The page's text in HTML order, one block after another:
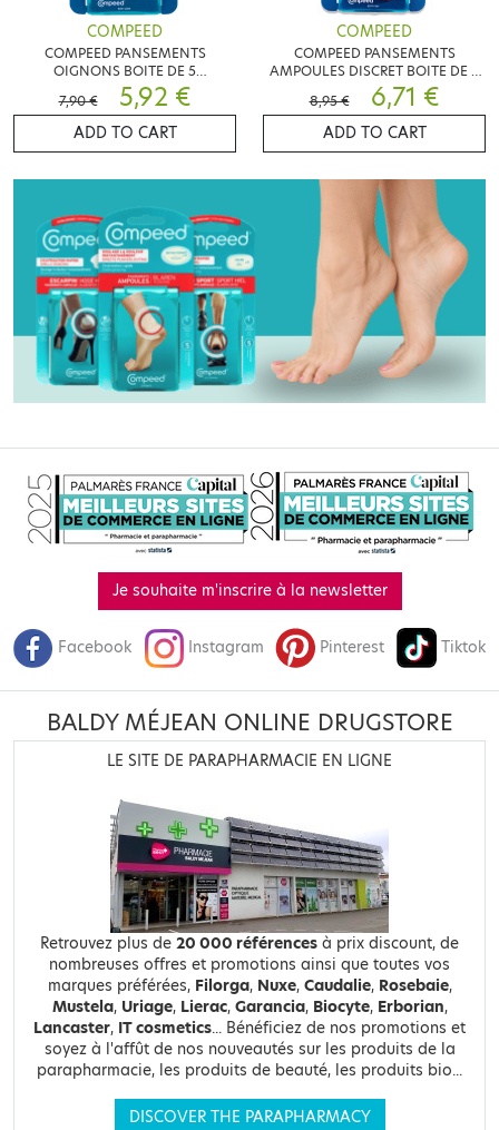
COMPEED
COMPEED PANSEMENTS
OIGNONS BOITE DE 5
PANSEMENTS MEDIUM
7,90 € 5,92 €
ADD TO CART
COMPEED
COMPEED PANSEMENTS
AMPOULES DISCRET BOITE DE 5
PANSEMENTS
8,95 € 6,71 €
ADD TO CART
Je souhaite m'inscrire à la newsletter
Facebook Instagram Pinterest Tiktok
BALDY MÉJEAN ONLINE DRUGSTORE
LE SITE DE PARAPHARMACIE EN LIGNE
Retrouvez plus de 20 000 références à prix discount, de
nombreuses offres et promotions ainsi que toutes vos
marques préférées, Filorga, Nuxe, Caudalie, Rosebaie,
Mustela, Uriage, Lierac, Garancia, Biocyte, Erborian,
Lancaster, IT cosmetics... Bénéficiez de nos promotions et
soyez à l'affût de nos nouveautés sur les produits de la
parapharmacie, les produits de beauté, les produits bio...
DISCOVER THE PARAPHARMACY